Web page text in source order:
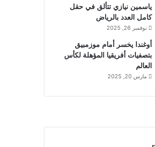
ياسمين نيازي تتألق في حقل
كامل العدد بالرياض
نوفمبر 26, 2025
أوغندا يخسر أمام موزمبيق
بتصفيات أفريقيا المؤهلة لكأس
العالم
مارس 20, 2025